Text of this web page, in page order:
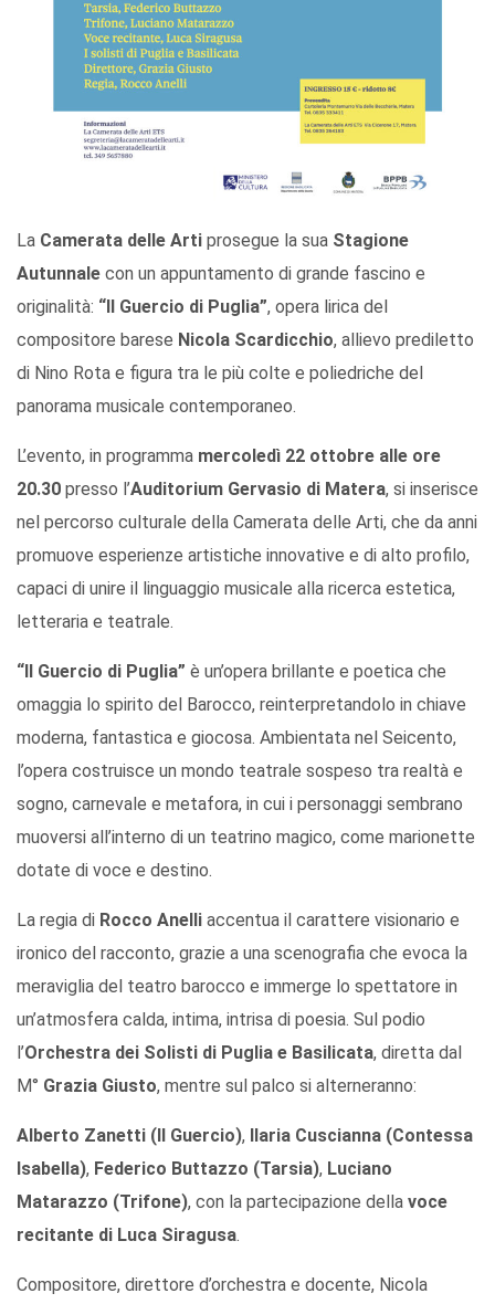
La Camerata delle Arti prosegue la sua Stagione
Autunnale con un appuntamento di grande fascino e
originalità: “Il Guercio di Puglia”, opera lirica del
compositore barese Nicola Scardicchio, allievo prediletto
di Nino Rota e figura tra le più colte e poliedriche del
panorama musicale contemporaneo.
L’evento, in programma mercoledì 22 ottobre alle ore
20.30 presso l’Auditorium Gervasio di Matera, si inserisce
nel percorso culturale della Camerata delle Arti, che da anni
promuove esperienze artistiche innovative e di alto profilo,
capaci di unire il linguaggio musicale alla ricerca estetica,
letteraria e teatrale.
“Il Guercio di Puglia” è un’opera brillante e poetica che
omaggia lo spirito del Barocco, reinterpretandolo in chiave
moderna, fantastica e giocosa. Ambientata nel Seicento,
l’opera costruisce un mondo teatrale sospeso tra realtà e
sogno, carnevale e metafora, in cui i personaggi sembrano
muoversi all’interno di un teatrino magico, come marionette
dotate di voce e destino.
La regia di Rocco Anelli accentua il carattere visionario e
ironico del racconto, grazie a una scenografia che evoca la
meraviglia del teatro barocco e immerge lo spettatore in
un’atmosfera calda, intima, intrisa di poesia. Sul podio
l’Orchestra dei Solisti di Puglia e Basilicata, diretta dal
M° Grazia Giusto, mentre sul palco si alterneranno:
Alberto Zanetti (Il Guercio),
Ilaria Cuscianna (Contessa
Isabella), Federico Buttazzo (Tarsia), Luciano
Matarazzo (Trifone), con la partecipazione della voce
recitante di Luca Siragusa.
Compositore, direttore d’orchestra e docente, Nicola